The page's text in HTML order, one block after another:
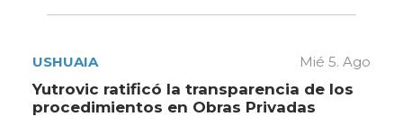
USHUAIA Mié 5. Ago
Yutrovic ratificó la transparencia de los
procedimientos en Obras Privadas